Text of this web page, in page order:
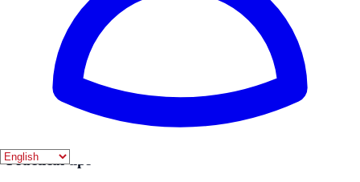
Where to experience it
Pamplona es el lugar ideal para experimentar el tema de 'Pamplona
fortificada'. Puedes explorar sus impresionantes murallas y
fortificaciones que datan de siglos atrás, así como disfrutar de la rica
historia de la ciudad en sus calles y plazas.
Practical tips